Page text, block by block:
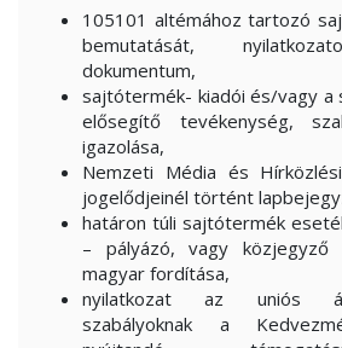
105101 altémához tartozó
bemutatását,
dokumentum,
sajtótermék- kiadói és/vagy a
elősegítő tevékenység,
igazolása,
Nemzeti Média és
jogelődjeinél történt
határon túli sajtótermék
– pályázó, vagy
magyar fordítása,
nyilatkozat az uniós
szabályoknak a